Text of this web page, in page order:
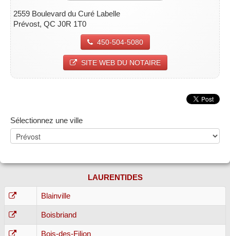
2559 Boulevard du Curé Labelle
Prévost, QC J0R 1T0
450-504-5080
SITE WEB DU NOTAIRE
Sélectionnez une ville
LAURENTIDES
Blainville
Boisbriand
Bois-des-Filion